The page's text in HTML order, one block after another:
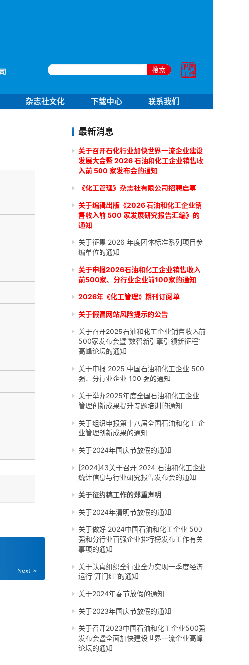
搜索
杂志社文化 下载中心 联系我们
Next
最新消息
关于召开石化行业加快世界一流企业建设
发展大会暨 2026 石油和化工企业销售收
入前 500 家发布会的通知
《化工管理》杂志社有限公司招聘启事
关于编辑出版《2026 石油和化工企业销
售收入前 500 家发展研究报告汇编》的
通知
关于征集 2026 年度团体标准系列项目参
编单位的通知
关于申报2026石油和化工企业销售收入
前500家、分行业企业前100家的通知
2026年《化工管理》期刊订阅单
关于假冒网站风险提示的公告
关于召开2025石油和化工企业销售收入前
500家发布会暨“数智新引擎引领新征程”
高峰论坛的通知
关于申报 2025 中国石油和化工企业 500
强、分行业企业 100 强的通知
关于举办2025年度全国石油和化工企业
管理创新成果提升专题培训的通知
关于组织申报第十八届全国石油和化工 企
业管理创新成果的通知
关于2024年国庆节放假的通知
[2024]43关于召开 2024 石油和化工企业
统计信息与行业研究报告发布会的通知
关于征约稿工作的郑重声明
关于2024年清明节放假的通知
关于做好 2024中国石油和化工企业 500
强和分行业百强企业排行榜发布工作有关
事项的通知
关于认真组织全行业全力实现一季度经济
运行“开门红”的通知
关于2024年春节放假的通知
关于2023年国庆节放假的通知
关于召开2023中国石油和化工企业500强
发布会暨全面加快建设世界一流企业高峰
论坛的通知